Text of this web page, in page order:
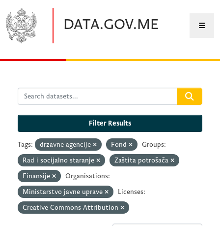
DATA.GOV.ME
Filter Results
Tags: drzavne agencije Fond
Groups:
Rad i socijalno staranje
Zaštita potrošača
Finansije
Organisations:
Ministarstvo javne uprave
Licenses:
Creative Commons Attribution